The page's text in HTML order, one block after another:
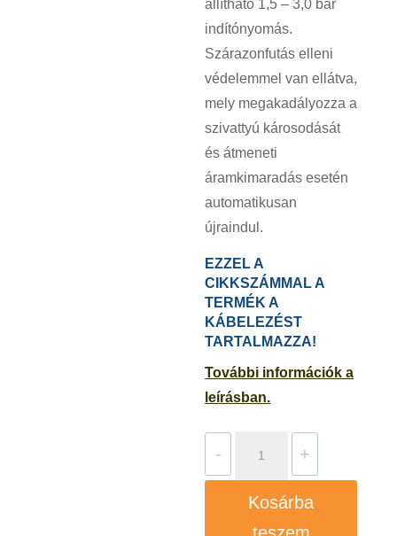
állítható 1,5 – 3,0 bar
indítónyomás.
Szárazonfutás elleni
védelemmel van ellátva,
mely megakadályozza a
szivattyú károsodását
és átmeneti
áramkimaradás esetén
automatikusan
újraindul.
EZZEL A
CIKKSZÁMMAL A
TERMÉK A
KÁBELEZÉST
TARTALMAZZA!
További információk a
leírásban.
- +
Kosárba